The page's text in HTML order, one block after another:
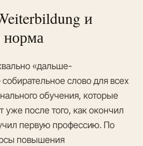
и
норма
«дальше-
слово для всех
обучения, которые
уже после того, как окончил
первую профессию. По
повышения